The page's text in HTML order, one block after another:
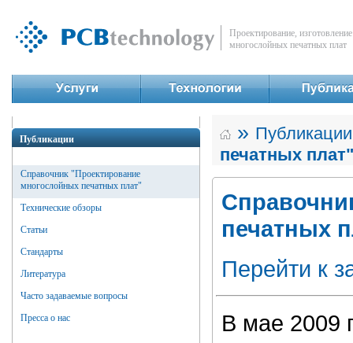
Проектирование,
многослойных печатных плат
Публикации » Публикации
печатных плат"
Справочник "Проектирование
многослойных печатных плат"
Технические обзоры
Статьи
Стандарты
Литература
Часто задаваемые вопросы
Пресса о нас
печатных
Перейти к
В мае 2009